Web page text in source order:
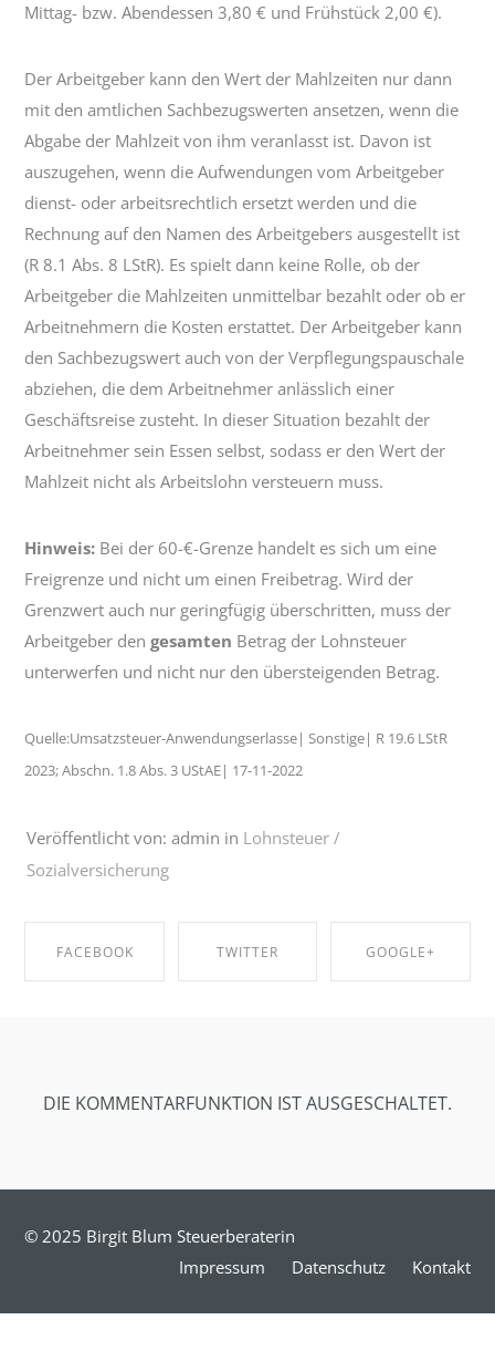
Mittag- bzw. Abendessen 3,80 € und Frühstück 2,00 €).
Der Arbeitgeber kann den Wert der Mahlzeiten nur dann
mit den amtlichen Sachbezugswerten ansetzen, wenn die
Abgabe der Mahlzeit von ihm veranlasst ist. Davon ist
auszugehen, wenn die Aufwendungen vom Arbeitgeber
dienst- oder arbeitsrechtlich ersetzt werden und die
Rechnung auf den Namen des Arbeitgebers ausgestellt ist
(R 8.1 Abs. 8 LStR). Es spielt dann keine Rolle, ob der
Arbeitgeber die Mahlzeiten unmittelbar bezahlt oder ob er
Arbeitnehmern die Kosten erstattet. Der Arbeitgeber kann
den Sachbezugswert auch von der Verpflegungspauschale
abziehen, die dem Arbeitnehmer anlässlich einer
Geschäftsreise zusteht. In dieser Situation bezahlt der
Arbeitnehmer sein Essen selbst, sodass er den Wert der
Mahlzeit nicht als Arbeitslohn versteuern muss.
Hinweis: Bei der 60-€-Grenze handelt es sich um eine
Freigrenze und nicht um einen Freibetrag. Wird der
Grenzwert auch nur geringfügig überschritten, muss der
Arbeitgeber dengesamten Betrag der Lohnsteuer
unterwerfen und nicht nur den übersteigenden Betrag.
Quelle:Umsatzsteuer-Anwendungserlasse| Sonstige| R 19.6 LStR
2023; Abschn. 1.8 Abs. 3 UStAE| 17-11-2022
Veröffentlicht von: admin in Lohnsteuer /
Sozialversicherung
FACEBOOK TWITTER GOOGLE+
DIE KOMMENTARFUNKTION IST AUSGESCHALTET.
© 2025 Birgit Blum Steuerberaterin
Impressum
Datenschutz Kontakt